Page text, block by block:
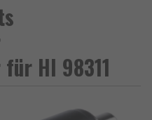
HI 98311